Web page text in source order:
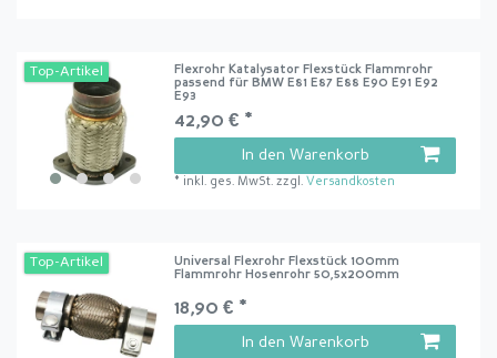
Top-Artikel
Flexrohr Katalysator Flexstück Flammrohr
passend für BMW E81 E87 E88 E90 E91 E92
E93
42,90 € *
In den Warenkorb
* inkl. ges. MwSt. zzgl. Versandkosten
Top-Artikel
Universal Flexrohr Flexstück 100mm
Flammrohr Hosenrohr 50,5x200mm
18,90 € *
In den Warenkorb